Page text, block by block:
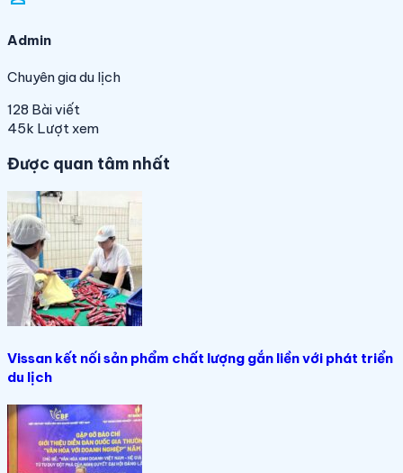
Admin
Chuyên gia du lịch
128 Bài viết
45k Lượt xem
Được quan tâm nhất
Vissan kết nối sản phẩm chất lượng gắn liền với phát triển
du lịch